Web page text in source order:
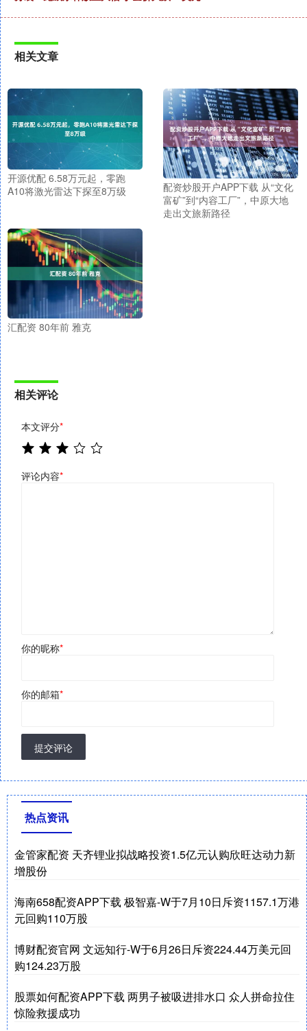
相关文章
开源优配 6.58万元起，零跑
A10将激光雷达下探至8万级
配资炒股开户APP下载 从“文化
富矿”到“内容工厂”，中原大地
走出文旅新路径
汇配资 80年前 雅克
相关评论
本文评分*
评论内容*
你的昵称*
你的邮箱*
提交评论
热点资讯
金管家配资 天齐锂业拟战略投资1.5亿元认购欣旺达动力新
增股份
海南658配资APP下载 极智嘉-W于7月10日斥资1157.1万港
元回购110万股
博财配资官网 文远知行-W于6月26日斥资224.44万美元回
购124.23万股
股票如何配资APP下载 两男子被吸进排水口 众人拼命拉住
惊险救援成功